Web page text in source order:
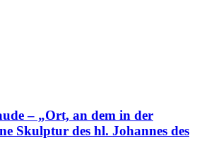
– „Ort, an dem in der
Skulptur des hl. Johannes des